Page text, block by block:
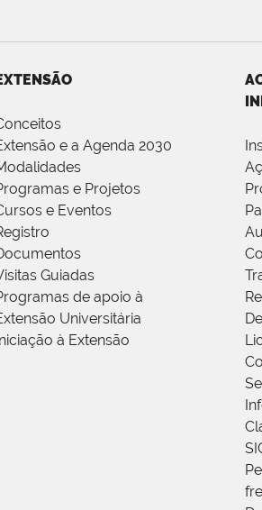
e a Agenda 2030
e Projetos
e Eventos
Guiadas
de apoio à
Universitária
à Extensão